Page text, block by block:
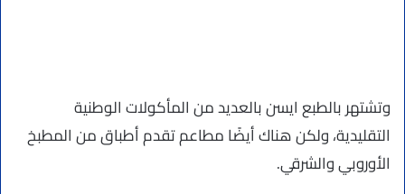
وتشتهر بالطبع ايسن بالعديد من المأكولات الوطنية
التقليدية، ولكن هناك أيضًا مطاعم تقدم أطباق من المطبخ
الأوروبي والشرقي.